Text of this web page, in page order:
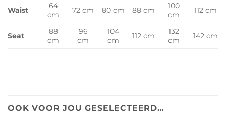
Waist
64
cm
72 cm 80 cm 88 cm
100
cm
112 cm
Seat
88
cm
96
cm
104
cm
112 cm
132
cm
142 cm
OOK VOOR JOU GESELECTEERD…